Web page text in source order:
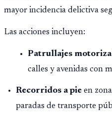
mayor incidencia delictiva
Las acciones incluyen:
Patrullajes
calles y avenidas con
Recorridos a pie en
paradas de transporte